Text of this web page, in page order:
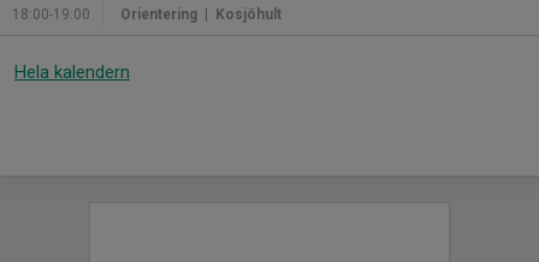
18:00-19:00 Orientering | Kosjöhult
Hela kalendern